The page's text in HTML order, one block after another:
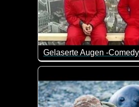
Gelaserte Augen -
Das Augenlasern hat